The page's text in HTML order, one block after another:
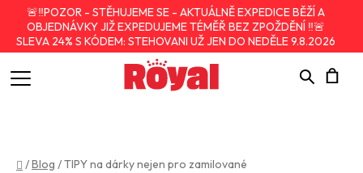
🚨‼️POZOR - STĚHUJEME SE - AKTUÁLNĚ EXPEDICE BĚŽÍ A
OBJEDNÁVKY JIŽ EXPEDUJEME TÉMĚŘ BEZ ZPOŽDĚNÍ ‼️🚨
SLEVA 24% S KÓDEM: STEHOVANI UŽ JEN DO NEDĚLE 9.8.2026
Hledat
Domů
/Blog /TIPY na dárky nejen pro zamilované